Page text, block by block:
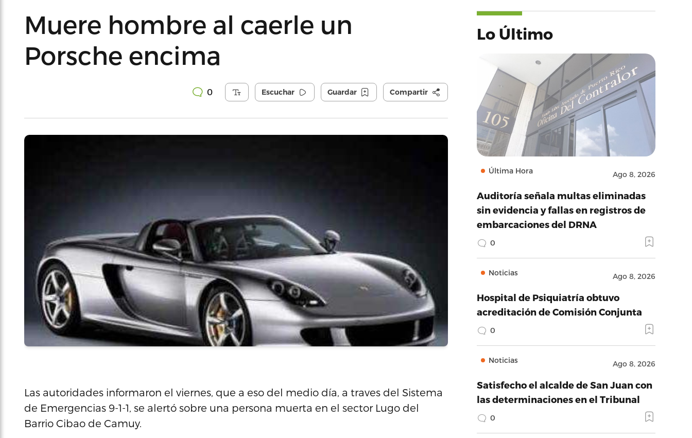
Muere hombre al caerle un
Porsche encima
0 Escuchar Guardar Compartir
Las autoridades informaron el viernes, que a eso del medio día, a traves del Sistema
de Emergencias 9-1-1, se alertó sobre una persona muerta en el sector Lugo del
Barrio Cibao de Camuy.
Lo Último
Última Hora Ago 8, 2026
Auditoría señala multas eliminadas
sin evidencia y fallas en registros de
embarcaciones del DRNA
0
Noticias Ago 8, 2026
Hospital de Psiquiatría obtuvo
acreditación de Comisión Conjunta
0
Noticias Ago 8, 2026
Satisfecho el alcalde de San Juan con
las determinaciones en el Tribunal
0